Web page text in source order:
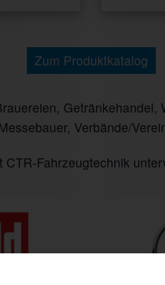
Zum Produktkatalog
Verbände/
CTR-Fahrzeugtechnik